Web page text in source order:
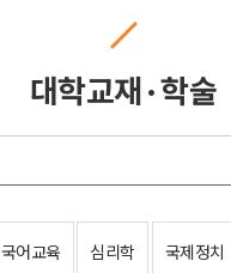
대학교재 · 학술
국어교육 심리학 국제정치